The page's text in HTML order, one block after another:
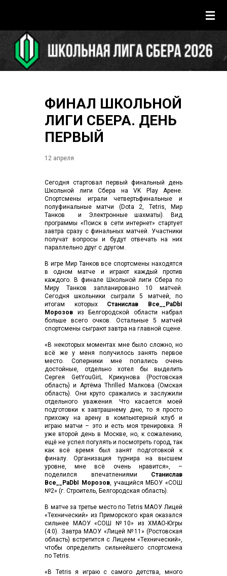
ФИНАЛ ШКОЛЬНОЙ
ЛИГИ СБЕРА. ДЕНЬ
ПЕРВЫЙ
12 апреля
Сегодня стартовал первый финальный день
Школьной лиги Сбера на VK Play Арене.
Спортсмены играли четвертьфинальные и
полуфинальные матчи (Dota 2, Tetris, Мир
Танков и Электронные шахматы). Вид
программы «Поиск в сети интернет» стартует
завтра сразу с финальных матчей. Участники
получат вопросы и будут отвечать на них
параллельно друг с другом.
В игре Мир Танков все спортсмены находятся
в одном матче и играют каждый против
каждого. В финале Школьной лиги Сбера по
Миру Танков запланировано 10 матчей.
Сегодня школьники сыграли 5 матчей, по
итогам которых Станислав Bce__PaDbI
Морозов из Белгородской области набрал
больше всего очков. Остальные 5 матчей
спортсмены сыграют завтра на главной сцене.
«В некоторых моментах мне было сложно, но
всё же у меня получилось занять первое
место. Соперники мне попались очень
достойные, отдельно хотел бы выделить
Сергея GetYouGirL Крикунова (Ростовская
область) и Артёма ​​Thrilled Малкова (Омская
область). Они круто сражались и заслужили
отдельного уважения. Что касается моей
подготовки к завтрашнему дню, то я просто
прихожу на арену в компьютерный клуб и
играю матчи – это и есть моя тренировка. Я
уже второй день в Москве, но, к сожалению,
ещё не успел погулять и посмотреть город, так
как всё время был занят подготовкой к
финалу. Организация турнира на высшем
уровне, мне всё очень нравится», –
поделился впечатлениями Станислав
Bce__PaDbI Морозов, учащийся МБОУ «СОШ
№2» (г. Строитель, Белгородская область).
В матче за третье место по Tetris МАОУ Лицей
«Технический» из Приморского края оказался
сильнее МАОУ «СОШ №10» из ХМАО-Югры
(4:0). Завтра МАОУ «Лицей №11» (Ростовская
область) встретится с Лицеем «Технический»,
чтобы определить сильнейшего спортсмена
по Tetris.
«В Tetris я играю с самого детства, много